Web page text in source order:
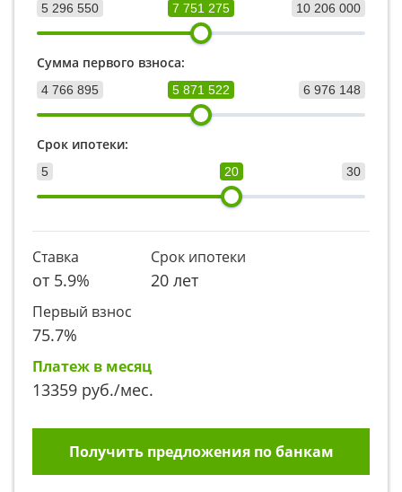
5 296 550 10 206 000
7 751 275
Сумма первого взноса:
4 766 895 6 976 148
5 871 522
Срок ипотеки:
5 30
20
Ставка
от 5.9%
Срок ипотеки
20 лет
Первый взнос
75.7%
Платеж в месяц
13359 руб./мес.
Получить предложения по банкам